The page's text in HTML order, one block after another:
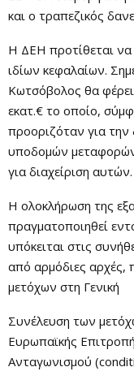
και ο τραπεζικός
Η ΔΕΗ προτίθεται να
ιδίων κεφαλαίων.
Κωτσόβολος θα
εκατ.€ το οποίο,
προοριζόταν για την
υποδομών
για διαχείριση αυτών.
Η ολοκλήρωση της
πραγματοποιηθεί
υπόκειται στις
από αρμόδιες αρχές,
μετόχων στη Γενική
Συνέλευση των
Ευρωπαϊκής
Ανταγωνισμού